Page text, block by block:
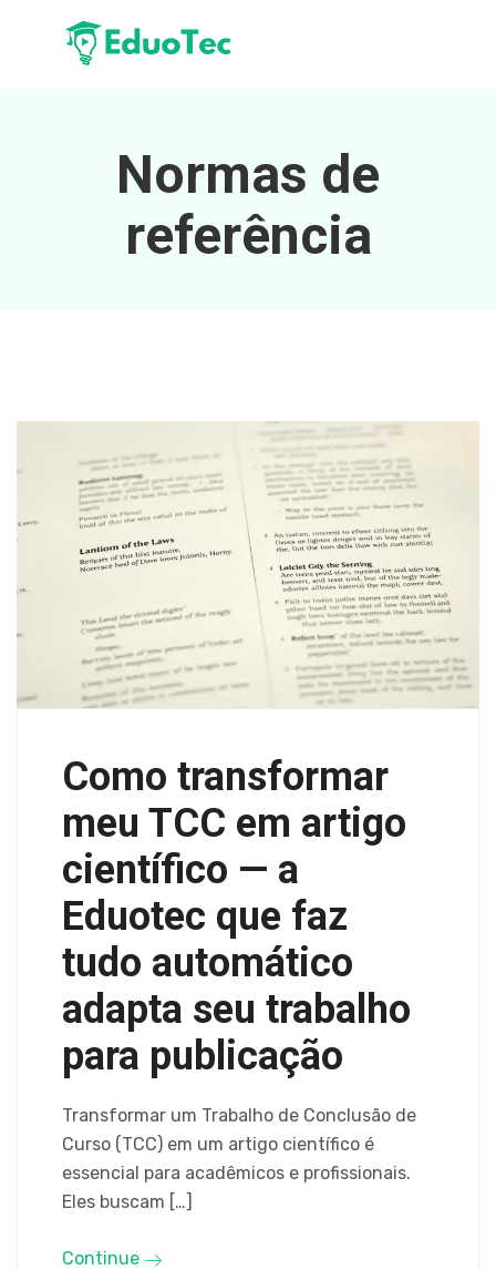
Normas de
referência
Como transformar
meu TCC em artigo
científico — a
Eduotec que faz
tudo automático
adapta seu trabalho
para publicação
Transformar um Trabalho de Conclusão de
Curso (TCC) em um artigo científico é
essencial para acadêmicos e profissionais.
Eles buscam […]
Continue